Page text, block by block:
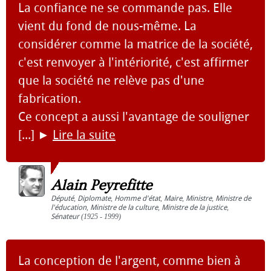
La confiance ne se commande pas. Elle
vient du fond de nous-même. La
considérer comme la matrice de la société,
c'est renvoyer à l'intériorité, c'est affirmer
que la société ne relève pas d'une
fabrication.
Ce concept a aussi l'avantage de souligner
[...] ► Lire la suite
Alain Peyrefitte
Député, Diplomate, Homme d'état, Maire, Ministre, Ministre de
l'éducation, Ministre de la culture, Ministre de la justice,
Sénateur(1925 - 1999)
La conception de l'argent, comme bien à